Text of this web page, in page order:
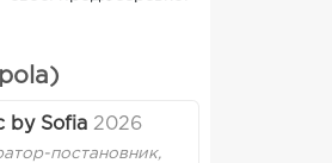
by Sofia 2026
постановник,